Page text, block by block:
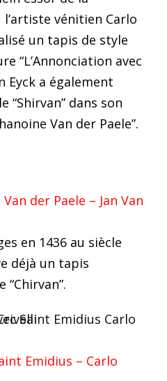
l’artiste vénitien Carlo
un tapis de style
“L’Annonciation avec
Eyck a également
“Shirvan” dans son
Van der Paele”.
der Paele – Jan Van
en 1436 au siècle
déjà un tapis
Emidius – Carlo